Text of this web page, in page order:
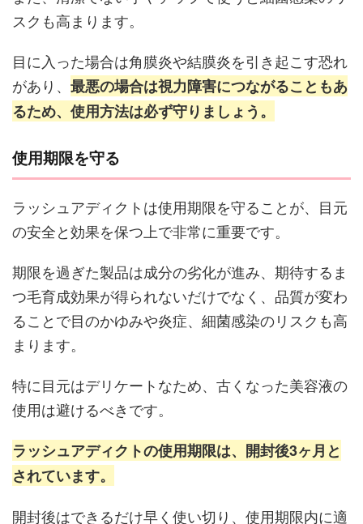
スクも高まります。
目に入った場合は角膜炎や結膜炎を引き起こす恐れ
があり、 最悪の場合は視力障害につながることもあ
るため、使用方法は必ず守りましょう。
使用期限を守る
ラッシュアディクトは使用期限を守ることが、目元
の安全と効果を保つ上で非常に重要です。
期限を過ぎた製品は成分の劣化が進み、期待するま
つ毛育成効果が得られないだけでなく、品質が変わ
ることで目のかゆみや炎症、細菌感染のリスクも高
まります。
特に目元はデリケートなため、古くなった美容液の
使用は避けるべきです。
ラッシュアディクトの使用期限は、開封後3ヶ月と
されています。
開封後はできるだけ早く使い切り、使用期限内に適